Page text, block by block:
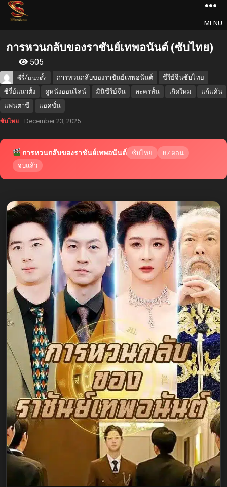
MENU
การหวนกลับของราชันย์เทพอนันต์ (ซับไทย)
505
ซีรี่ย์แนวตั้ง การหวนกลับของราชันย์เทพอนันต์
ซีรี่ย์จีนซับไทย
ซีรี่ย์แนวตั้ง
ดูหนังออนไลน์ มินิซีรี่ย์จีน ละครสั้น เกิดใหม่
แก้แค้น
แฟนตาซี
แอคชั่น
ซับไทย December 23, 2025
การหวนกลับของราชันย์เทพอนันต์ ซับไทย
87 ตอน
จบแล้ว